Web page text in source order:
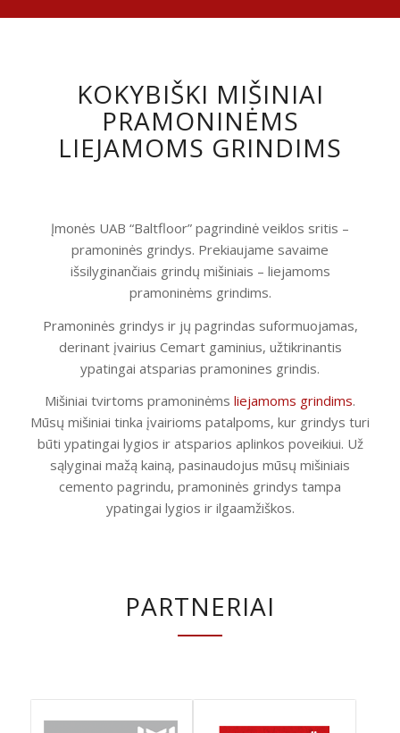
KOKYBIŠKI MIŠINIAI
PRAMONINĖMS
LIEJAMOMS GRINDIMS
Įmonės UAB “Baltfloor” pagrindinė veiklos sritis –
pramoninės grindys. Prekiaujame savaime
išsilyginančiais grindų mišiniais – liejamoms
pramoninėms grindims.
Pramoninės grindys ir jų pagrindas suformuojamas,
derinant įvairius Cemart gaminius, užtikrinantis
ypatingai atsparias pramonines grindis.
Mišiniai tvirtoms pramoninėms liejamoms grindims.
Mūsų mišiniai tinka įvairioms patalpoms, kur grindys turi
būti ypatingai lygios ir atsparios aplinkos poveikiui. Už
sąlyginai mažą kainą, pasinaudojus mūsų mišiniais
cemento pagrindu, pramoninės grindys tampa
ypatingai lygios ir ilgaamžiškos.
PARTNERIAI